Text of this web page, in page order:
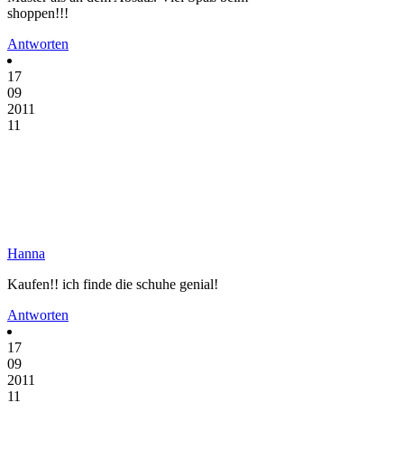
shoppen!!!
Antworten
17
09
2011
11
Hanna
Kaufen!! ich finde die schuhe genial!
Antworten
17
09
2011
11